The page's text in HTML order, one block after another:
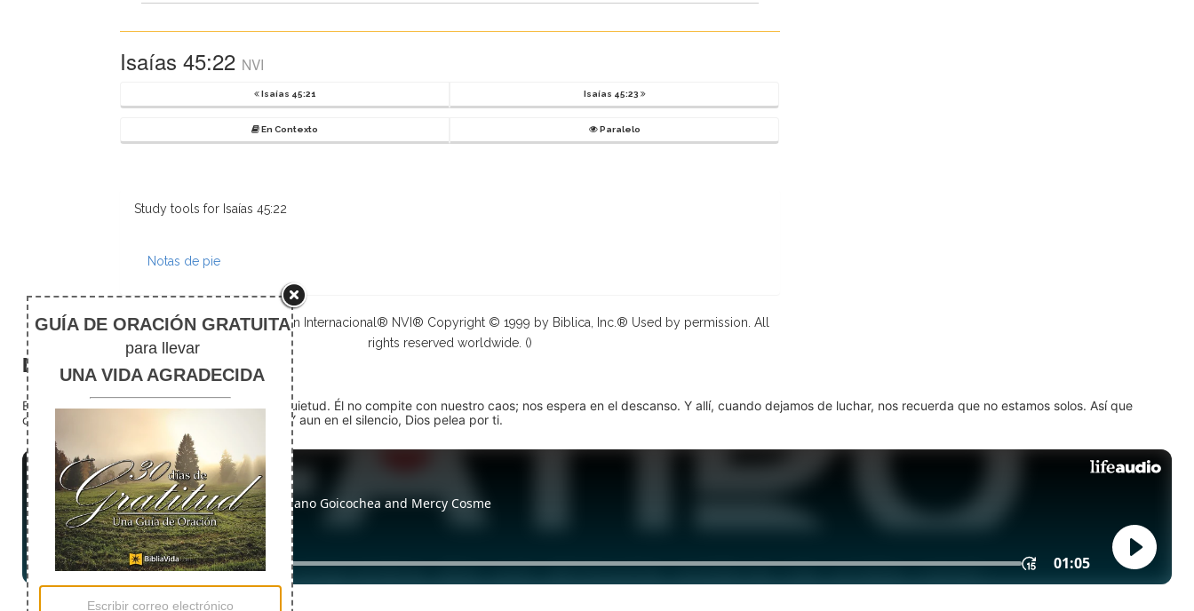
Isaías 45:22 NVI
Isaías 45:21 Isaías 45:23
En Contexto Paralelo
Study tools for Isaías 45:22
Notas de pie
La Santa Biblia, Nueva Versión Internacional® NVI® Copyright © 1999 by Biblica, Inc.® Used by permission. All
rights reserved worldwide. ()
El silencio
En medio del ruido, Dios nos encuentra en la quietud. Él no compite con nuestro caos; nos espera en el descanso. Y allí, cuando dejamos de luchar, nos recuerda que no estamos solos. Así que
detente (quédate quieto) Dios está presente. Y aun en el silencio, Dios pelea por ti.